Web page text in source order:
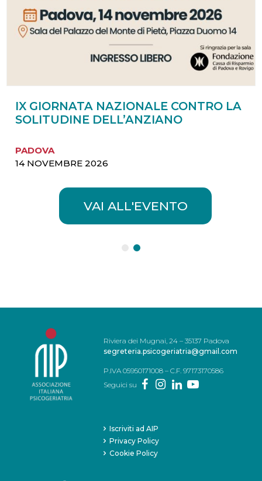
IX GIORNATA NAZIONALE CONTRO LA
SOLITUDINE DELL’ANZIANO
PADOVA
14 NOVEMBRE 2026
VAI ALL'EVENTO
Riviera dei Mugnai, 24 – 35137 Padova
segreteria.psicogeriatria@gmail.com
P.IVA 05950171008 – C.F. 97173170586
Seguici su
Iscriviti ad AIP
Privacy Policy
Cookie Policy